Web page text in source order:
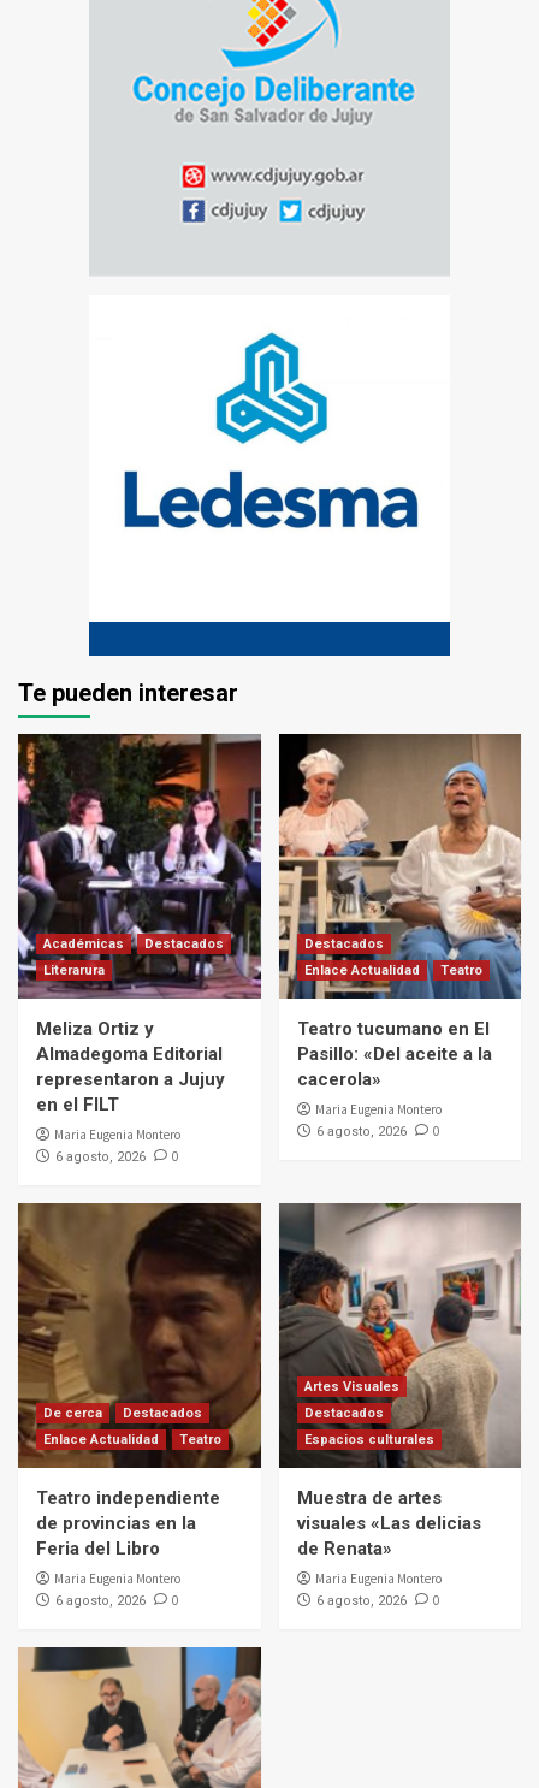
Te pueden interesar
Académicas
Destacados
Literarura
Meliza Ortiz y
Almadegoma Editorial
representaron a Jujuy
en el FILT
Maria Eugenia Montero
6 agosto, 2026 0
Destacados
Enlace Actualidad
Teatro
Teatro tucumano en El
Pasillo: «Del aceite a la
cacerola»
Maria Eugenia Montero
6 agosto, 2026 0
De cerca
Destacados
Enlace Actualidad
Teatro
Teatro independiente
de provincias en la
Feria del Libro
Maria Eugenia Montero
6 agosto, 2026 0
Artes Visuales
Destacados
Espacios culturales
Muestra de artes
visuales «Las delicias
de Renata»
Maria Eugenia Montero
6 agosto, 2026 0